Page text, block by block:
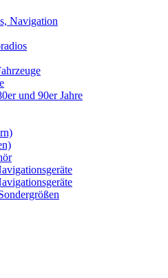
Navigation
und 90er Jahre